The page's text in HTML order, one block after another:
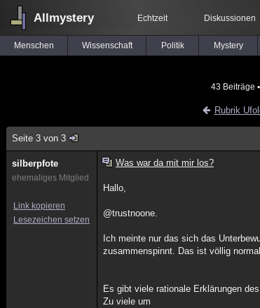
Allmystery Echtzeit Diskussionen
Menschen Wissenschaft Politik Mystery
43 Beiträge
Rubrik
Seite 3 von 3
silberpfote
ehemaliges Mitglied
Link kopieren
Lesezeichen setzen
Was war da mit mir los?
Hallo,
@trustnoone.
Ich meinte nur das sich das
zusammenspinnt. Das ist völlig
Es gibt viele rationale Erklärungen
Zu viele um